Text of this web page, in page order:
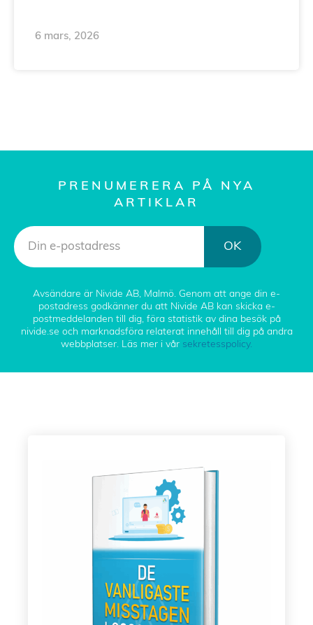
6 mars, 2026
PRENUMERERA PÅ NYA
ARTIKLAR
OK
Avsändare är Nivide AB, Malmö. Genom att ange din e-
postadress godkänner du att Nivide AB kan skicka e-
postmeddelanden till dig, föra statistik av dina besök på
nivide.se och marknadsföra relaterat innehåll till dig på andra
webbplatser. Läs mer i vår sekretesspolicy.